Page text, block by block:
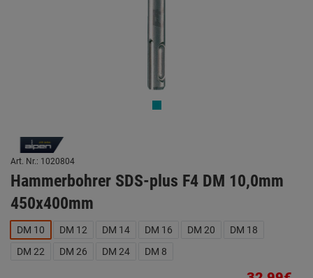
Art. Nr.: 1020804
Hammerbohrer SDS-plus F4 DM 10,0mm
450x400mm
DM 10 DM 12 DM 14 DM 16 DM 20
DM 18
DM 22
DM 26 DM 24 DM 8